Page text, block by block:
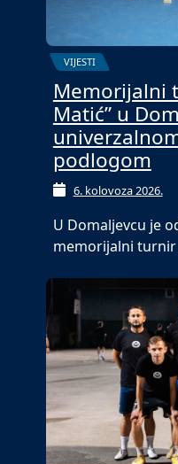
VIJESTI
Memorijalni
Matić” u
podlogom
6. kolovoza 2026.
U Domaljevcu je
memorijalni